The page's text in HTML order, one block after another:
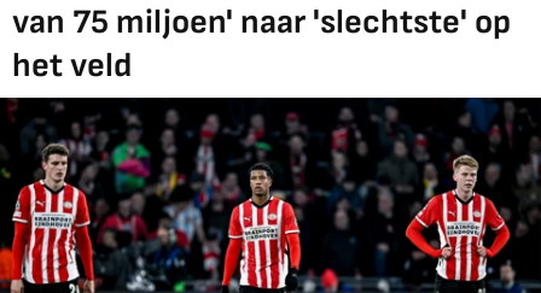
van 75 miljoen' naar 'slechtste' op
het veld